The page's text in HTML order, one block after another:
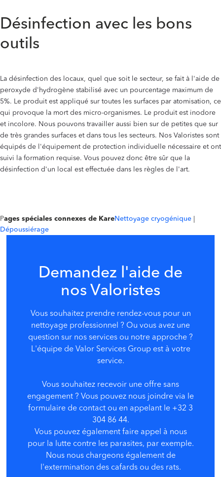
Désinfection avec les bons
outils
La désinfection des locaux, quel que soit le secteur, se fait à l'aide de
peroxyde d'hydrogène stabilisé avec un pourcentage maximum de
5%. Le produit est appliqué sur toutes les surfaces par atomisation, ce
qui provoque la mort des micro-organismes. Le produit est inodore
et incolore. Nous pouvons travailler aussi bien sur de petites que sur
de très grandes surfaces et dans tous les secteurs. Nos Valoristes sont
équipés de l'équipement de protection individuelle nécessaire et ont
suivi la formation requise. Vous pouvez donc être sûr que la
désinfection d'un local est effectuée dans les règles de l'art.
Pages spéciales connexes de KareNettoyage cryogénique
Dépoussiérage ‍
Demandez l'aide de
nos Valoristes
Vous souhaitez prendre rendez-vous pour un
nettoyage professionnel ? Ou vous avez une
question sur nos services ou notre approche ?
L'équipe de Valor Services Group est à votre
service.
Vous souhaitez recevoir une offre sans
engagement ? Vous pouvez nous joindre via le
formulaire de contact ou en appelant le +32 3
304 86 44.
Vous pouvez également faire appel à nous
pour la lutte contre les parasites, par exemple.
Nous nous chargeons également de
l'extermination des cafards ou des rats.